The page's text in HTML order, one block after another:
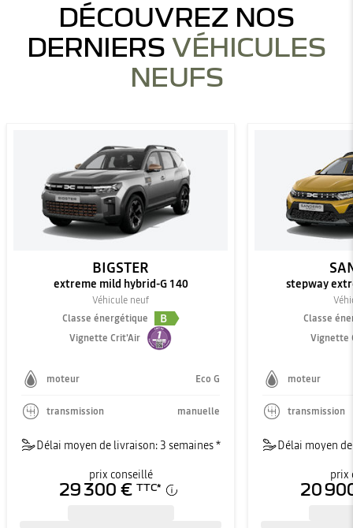
DÉCOUVREZ NOS
DERNIERS VÉHICULES
NEUFS
BIGSTER
extreme mild hybrid-G 140
Véhicule neuf
Classe énergétique
B
Vignette Crit'Air
moteur Eco G
transmission manuelle
Délai moyen de livraison: 3 semaines *
prix conseillé
29 300 € TTC*
stepway
Classe
Vignette
moteur
transmission
Délai moyen
prix
20